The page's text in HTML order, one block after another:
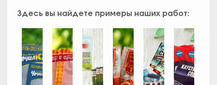
Здесь вы найдете примеры наших работ: